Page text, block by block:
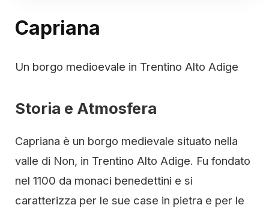
Capriana
Un borgo medioevale in Trentino Alto Adige
Storia e Atmosfera
Capriana è un borgo medievale situato nella
valle di Non, in Trentino Alto Adige. Fu fondato
nel 1100 da monaci benedettini e si
caratterizza per le sue case in pietra e per le